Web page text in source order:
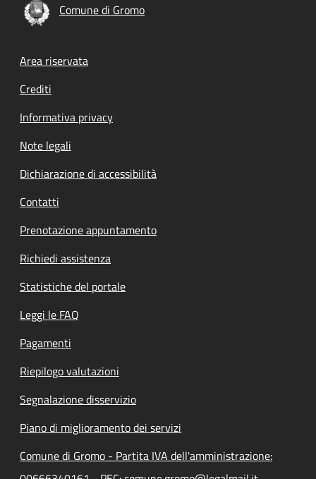
Comune di Gromo
Footer menu
Area riservata
Crediti
Informativa privacy
Note legali
Dichiarazione di accessibilità
Contatti
Prenotazione appuntamento
Richiedi assistenza
Statistiche del portale
Leggi le FAQ
Pagamenti
Riepilogo valutazioni
Segnalazione disservizio
Piano di miglioramento dei servizi
Comune di Gromo - Partita IVA dell'amministrazione: